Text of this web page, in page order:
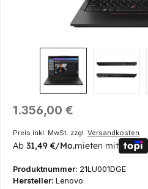
Regulärer Preis:
1.356,00 €
Preis inkl. MwSt. zzgl. Versandkosten
Ab 31,49 €/Mo.mieten mit
Produktnummer: 21LU001DGE
Hersteller: Lenovo